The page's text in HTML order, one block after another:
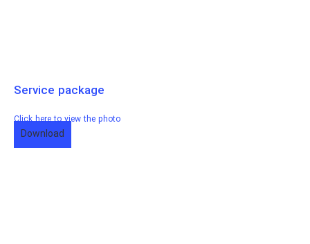
Service package
Click here to view the photo
Download